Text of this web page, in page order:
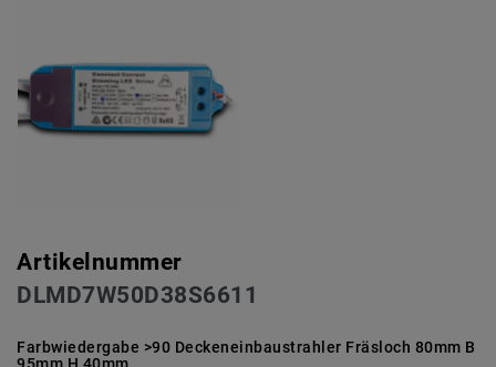
Artikelnummer
DLMD7W50D38S6611
Farbwiedergabe >90 Deckeneinbaustrahler Fräsloch 80mm B